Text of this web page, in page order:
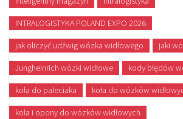
INTRALOGISTYKA POLAND EXPO 2026
jak oliczyć udźwig wózka widłowego jaki
Jungheinrich wózki widłowe kody błędów
koła do paleciaka koła do wózków
koła i opony do wózków widłowych